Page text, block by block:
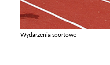
Wydarzenia sportowe